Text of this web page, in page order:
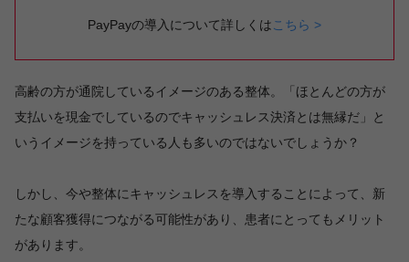
PayPayの導入について詳しくはこちら >
高齢の方が通院しているイメージのある整体。「ほとんどの方が
支払いを現金でしているのでキャッシュレス決済とは無縁だ」と
いうイメージを持っている人も多いのではないでしょうか？
しかし、今や整体にキャッシュレスを導入することによって、新
たな顧客獲得につながる可能性があり、患者にとってもメリット
があります。